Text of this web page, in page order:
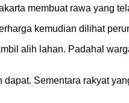
membuat rawa yang
kemudian dilihat
alih lahan. Padahal
Sementara rakyat